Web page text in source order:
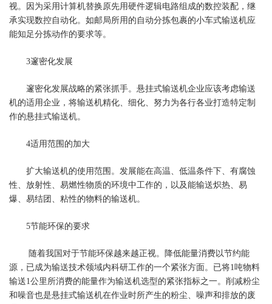
视。因为采用计算机替换原先用硬件逻辑电路组成的数控装配，继
承实现数控自动化。如邮局所用的自动分拣包裹的小车式输送机应
能知足分拣动作的要求等。
3邃密化发展
邃密化发展战略的紧张抓手。悬挂式输送机企业应该考虑输送
机的适用企业，将输送机精化、细化、努力为各行各业打造特定制
作的悬挂式输送机。
4适用范围的加大
扩大输送机的使用范围。发展能在高温、低温条件下、有腐蚀
性、放射性、易燃性物质的环境中工作的，以及能输送炽热、易
爆、易结团、粘性的物料的输送机。
5节能环保的要求
随着我国对于节能环保越来越正视。降低能量消费以节约能
源，已成为输送技术领域内科研工作的一个紧张方面。已将1吨物料
输送1公里所消费的能量作为输送机选型的紧张指标之一。削减粉尘
和噪音也是悬挂式输送机在作业时所产生的粉尘、噪声和排放的废